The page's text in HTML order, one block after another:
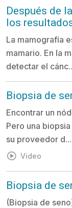
Después de
los
La mamografía
mamario. En la
detectar el
Biopsia de
Encontrar un
Pero una
su proveedor d...
Video
Biopsia de
(Biopsia de